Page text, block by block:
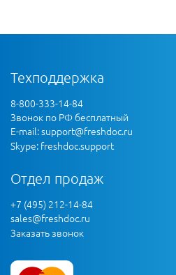
Техподдержка
8-800-333-14-84
Звонок по РФ бесплатный
E-mail:support@freshdoc.ru
Skype: freshdoc.support
Отдел продаж
+7 (495) 212-14-84
sales@freshdoc.ru
Заказать звонок